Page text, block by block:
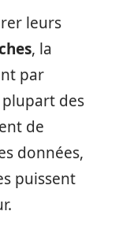
leurs
, la
par
plupart des
de
données,
puissent